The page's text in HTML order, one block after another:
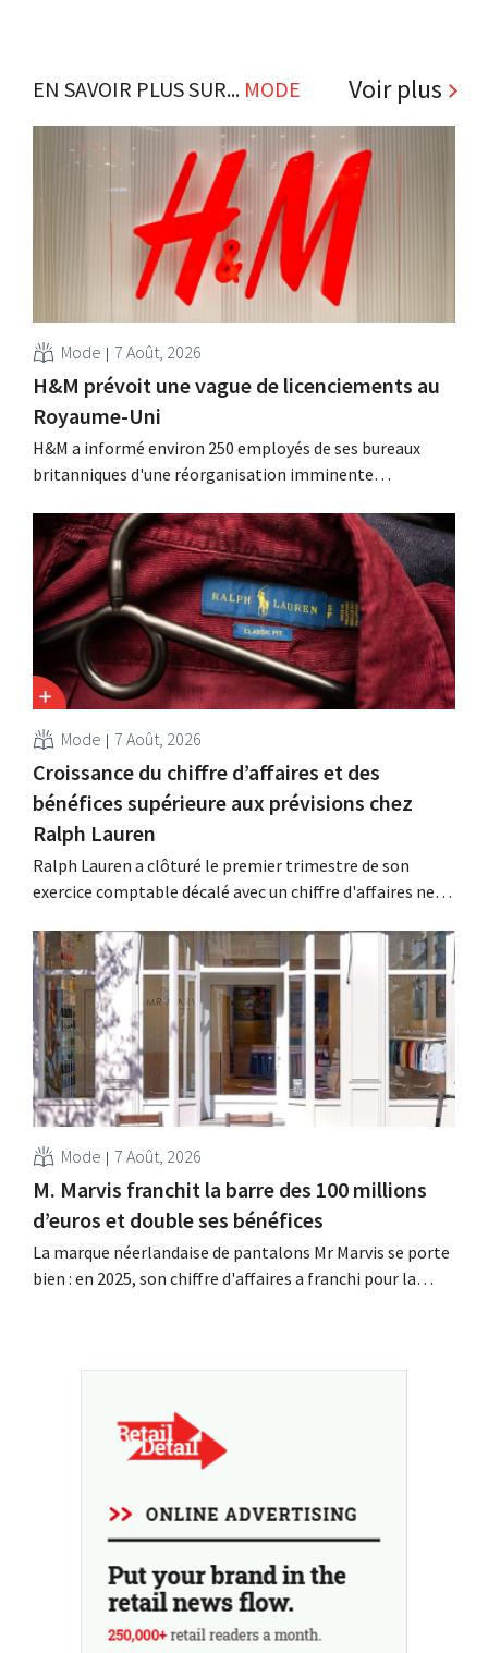
EN SAVOIR PLUS SUR... MODE Voir plus
Mode 7 Août, 2026
H&M prévoit une vague de licenciements au
Royaume-Uni
H&M a informé environ 250 employés de ses bureaux
britanniques d'une réorganisation imminente
Cette restructuration fait suite à des mesures prises
précédemment aux Pays-Bas, en Belgique et en Espagne,
qui avaient déjà entraîné la suppression de centaines
d'emplois.
Mode 7 Août, 2026
Croissance du chiffre d’affaires et des
bénéfices supérieure aux prévisions chez
Ralph Lauren
Ralph Lauren a clôturé le premier trimestre de son
exercice comptable décalé avec un chiffre d'affaires net
soit une hausse de 14 % par rapport à l'année
précédente. Fort de ce démarrage supérieur aux
attentes, le groupe revoit également à la...
Mode 7 Août, 2026
M. Marvis franchit la barre des 100 millions
d’euros et double ses bénéfices
La marque néerlandaise de pantalons Mr Marvis se porte
bien : en 2025, son chiffre d'affaires a franchi pour la